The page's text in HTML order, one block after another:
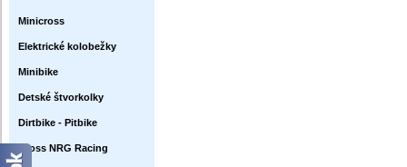
Minicross
Elektrické kolobežky
Minibike
Detské štvorkolky
Dirtbike - Pitbike
Cross NRG Racing